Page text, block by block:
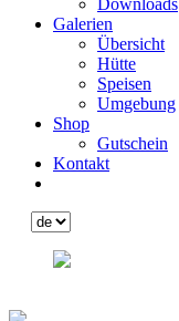
Downloads
Galerien
Übersicht
Hütte
Speisen
Umgebung
Shop
Gutschein
Kontakt